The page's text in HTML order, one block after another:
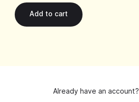
Already have an account?